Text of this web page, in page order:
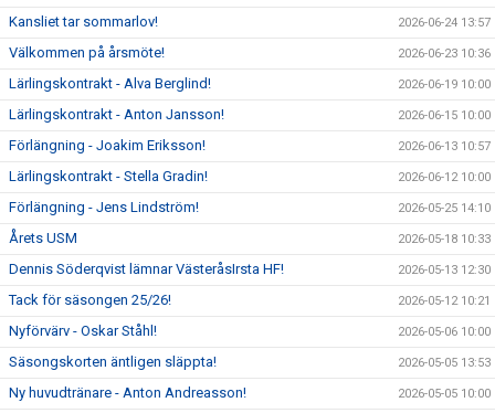
Kansliet tar sommarlov! 2026-06-24 13:57
Välkommen på årsmöte! 2026-06-23 10:36
Lärlingskontrakt - Alva Berglind! 2026-06-19 10:00
Lärlingskontrakt - Anton Jansson! 2026-06-15 10:00
Förlängning - Joakim Eriksson! 2026-06-13 10:57
Lärlingskontrakt - Stella Gradin! 2026-06-12 10:00
Förlängning - Jens Lindström! 2026-05-25 14:10
Årets USM 2026-05-18 10:33
Dennis Söderqvist lämnar VästeråsIrsta HF! 2026-05-13 12:30
Tack för säsongen 25/26! 2026-05-12 10:21
Nyförvärv - Oskar Ståhl! 2026-05-06 10:00
Säsongskorten äntligen släppta! 2026-05-05 13:53
Ny huvudtränare - Anton Andreasson! 2026-05-05 10:00